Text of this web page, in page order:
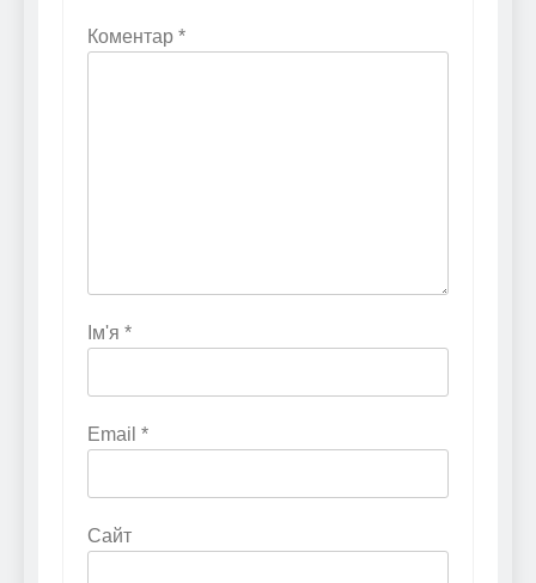
Коментар *
Ім'я *
Email *
Сайт